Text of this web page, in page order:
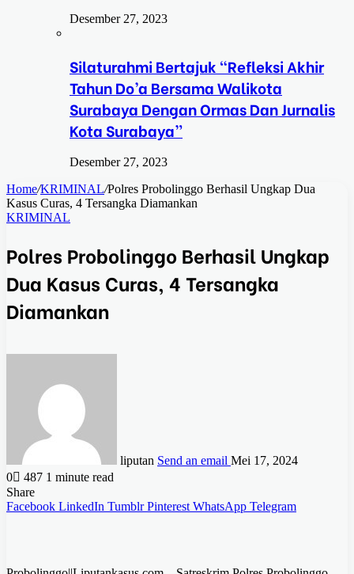
Desember 27, 2023
Silaturahmi Bertajuk “Refleksi Akhir
Tahun Do’a Bersama Walikota
Surabaya Dengan Ormas Dan Jurnalis
Kota Surabaya”
Desember 27, 2023
Home/KRIMINAL/Polres Probolinggo Berhasil Ungkap Dua
Kasus Curas, 4 Tersangka Diamankan
KRIMINAL
Polres Probolinggo Berhasil Ungkap
Dua Kasus Curas, 4 Tersangka
Diamankan
liputan Send an email Mei 17, 2024
0
487 1 minute read
Share
Facebook LinkedIn Tumblr Pinterest WhatsApp Telegram